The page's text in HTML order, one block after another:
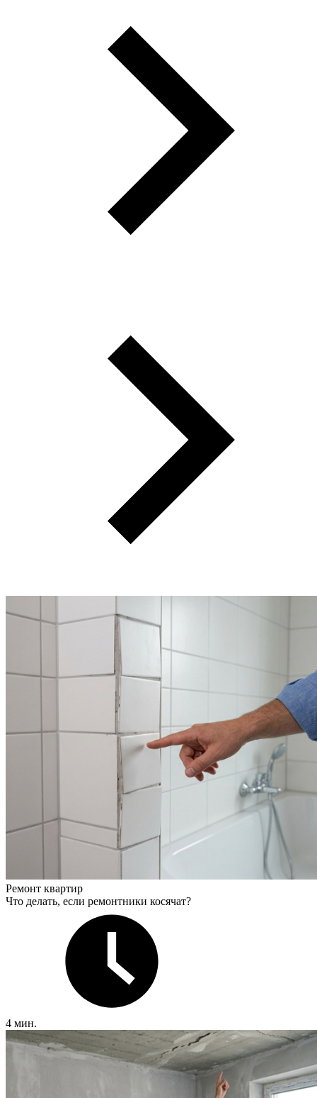
Ремонт квартир
Что делать, если ремонтники косячат?
4 мин.